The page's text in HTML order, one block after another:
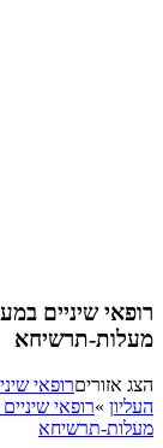
שיניים
תרשיחא
אזוריםרופאי שיניים
»רופאי שיניים
תרשיחא